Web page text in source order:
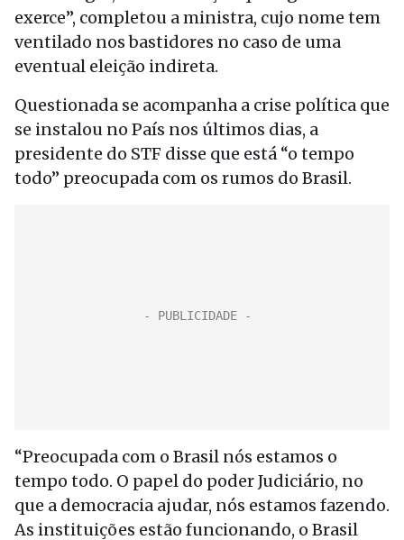
exerce”, completou a ministra, cujo nome tem
ventilado nos bastidores no caso de uma
eventual eleição indireta.
Questionada se acompanha a crise política que
se instalou no País nos últimos dias, a
presidente do STF disse que está “o tempo
todo” preocupada com os rumos do Brasil.
“Preocupada com o Brasil nós estamos o
tempo todo. O papel do poder Judiciário, no
que a democracia ajudar, nós estamos fazendo.
As instituições estão funcionando, o Brasil